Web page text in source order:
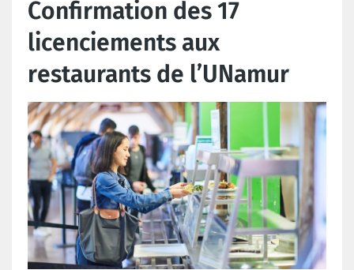
Confirmation des 17
licenciements aux
restaurants de l’UNamur